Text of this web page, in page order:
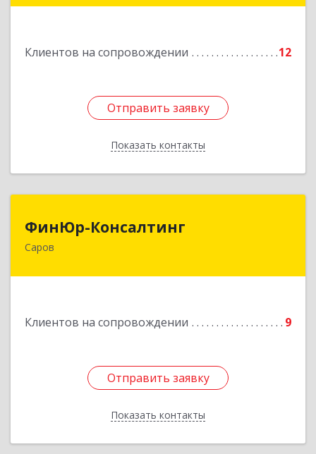
Клиентов на сопровождении 12
Отправить заявку
Показать контакты
Отправить заявку
Назад
ФинЮр-Консалтинг
Саров
Клиентов на сопровождении 9
Отправить заявку
Показать контакты
Отправить заявку
Назад